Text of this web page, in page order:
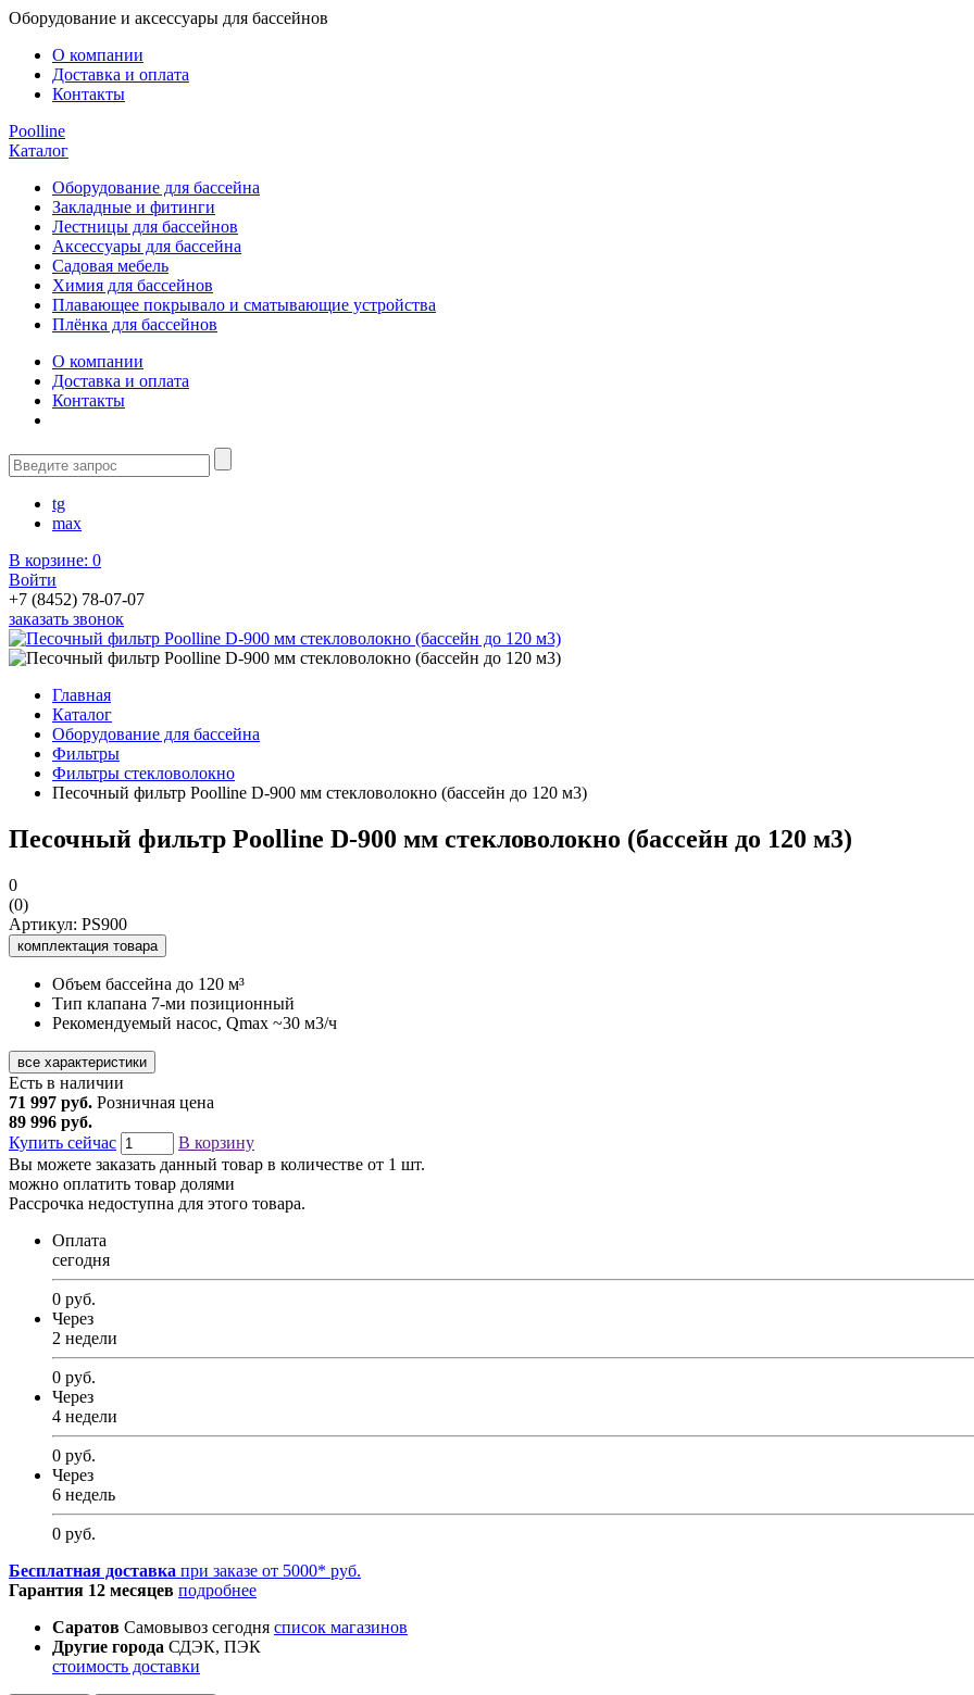
Оборудование и аксессуары для бассейнов
О компании
Доставка и оплата
Контакты
Poolline
Каталог
Оборудование для бассейна
Закладные и фитинги
Лестницы для бассейнов
Аксессуары для бассейна
Садовая мебель
Химия для бассейнов
Плавающее покрывало и сматывающие устройства
Плёнка для бассейнов
О компании
Доставка и оплата
Контакты
tg
max
В корзине: 0
Войти
+7 (8452) 78-07-07
заказать звонок
Главная
Каталог
Оборудование для бассейна
Фильтры
Фильтры стекловолокно
Песочный фильтр Poolline D-900 мм стекловолокно (бассейн до 120 м3)
Песочный фильтр Poolline D-900 мм стекловолокно (бассейн до 120 м3)
0
(0)
Артикул: PS900
комплектация товара
Объем бассейна до 120 м³
Тип клапана 7-ми позиционный
Рекомендуемый насос, Qmax ~30 м3/ч
все характеристики
Есть в наличии
71 997 руб. Розничная цена
89 996 руб.
Купить сейчас
В корзину
Вы можете заказать данный товар в количестве от 1 шт.
можно оплатить товар долями
Рассрочка недоступна для этого товара.
Оплата
сегодня
0 руб.
Через
2 недели
0 руб.
Через
4 недели
0 руб.
Через
6 недель
0 руб.
Бесплатная доставка при заказе от 5000* руб.
Гарантия 12 месяцев подробнее
Саратов Самовывоз сегодня список магазинов
Другие города СДЭК, ПЭК
стоимость доставки